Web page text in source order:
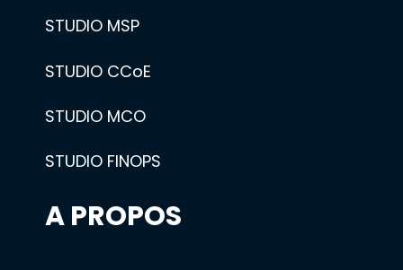
STUDIO MSP
STUDIO CCoE
STUDIO MCO
STUDIO FINOPS
A PROPOS